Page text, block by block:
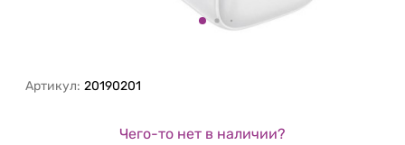
Артикул: 20190201
Чего-то нет в наличии?